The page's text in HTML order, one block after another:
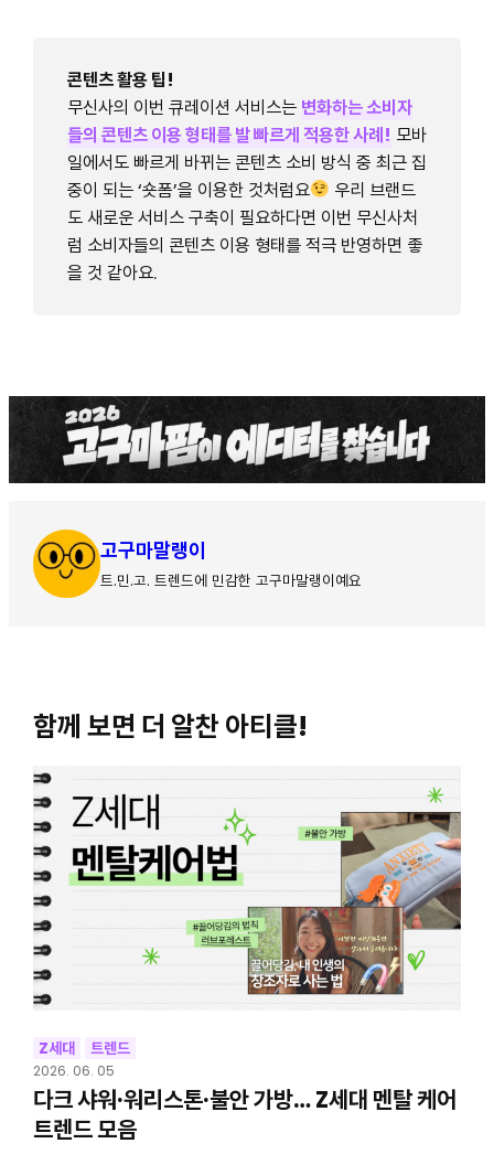
콘텐츠 활용 팁!
무신사의 이번 큐레이션 서비스는 변화하는 소비자
들의 콘텐츠 이용 형태를 발 빠르게 적용한 사례! 모바
일에서도 빠르게 바뀌는 콘텐츠 소비 방식 중 최근 집
중이 되는 ‘숏폼’을 이용한 것처럼요
우리 브랜드
도 새로운 서비스 구축이 필요하다면 이번 무신사처
럼 소비자들의 콘텐츠 이용 형태를 적극 반영하면 좋
을 것 같아요.
고구마말랭이
트.민.고. 트렌드에 민감한 고구마말랭이예요
함께 보면 더 알찬 아티클!
Z세대 트렌드
2026. 06. 05
다크 샤워·워리스톤·불안 가방… Z세대 멘탈 케어
트렌드 모음